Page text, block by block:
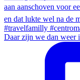
Daar zijn we dan